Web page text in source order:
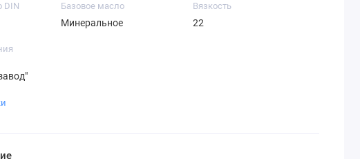
DIN Базовое масло
Минеральное
Вязкость
22